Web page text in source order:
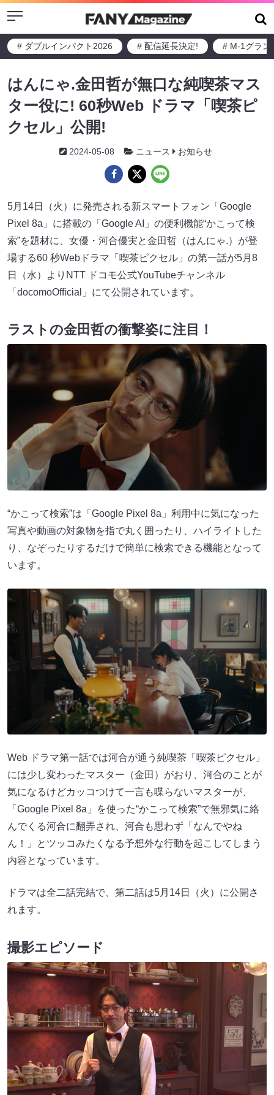
Menu
# ダブルインパクト2026 # 配信延長決定! # M-1グラン
はんにゃ.金田哲が無口な純喫茶マス
ター役に! 60秒Web ドラマ「喫茶ピ
クセル」公開!
2024-05-08 ニュース お知らせ
5月14日（火）に発売される新スマートフォン「Google
Pixel 8a」に搭載の「Google AI」の便利機能“かこって検
索”を題材に、女優・河合優実と金田哲（はんにゃ.）が登
場する60 秒Webドラマ「喫茶ピクセル」の第一話が5月8
日（水）よりNTT ドコモ公式YouTubeチャンネル
「docomoOfficial」にて公開されています。
ラストの金田哲の衝撃姿に注目！
“かこって検索”は「Google Pixel 8a」利用中に気になった
写真や動画の対象物を指で丸く囲ったり、ハイライトした
り、なぞったりするだけで簡単に検索できる機能となって
います。
Web ドラマ第一話では河合が通う純喫茶「喫茶ピクセル」
には少し変わったマスター（金田）がおり、河合のことが
気になるけどカッコつけて一言も喋らないマスターが、
「Google Pixel 8a」を使った“かこって検索”で無邪気に絡
んでくる河合に翻弄され、河合も思わず「なんでやね
ん！」とツッコみたくなる予想外な行動を起こしてしまう
内容となっています。
ドラマは全二話完結で、第二話は5月14日（火）に公開さ
れます。
撮影エピソード